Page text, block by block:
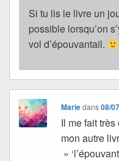
Si tu lis le livre un
possible lorsqu’on
vol d’épouvantail.
Mariedans08/
Il me fait
mon autre
»